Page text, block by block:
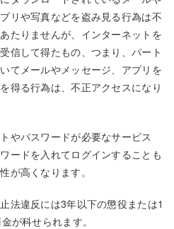
リや写真などを盗み見る行為は不
たりませんが、インターネットを
信して得たもの、つまり、パート
てメールやメッセージ、アプリを
得る行為は、不正アクセスになり
やパスワードが必要なサービス
ードを入れてログインすることも
が高くなります。
法違反には3年以下の懲役または1
が科せられます。